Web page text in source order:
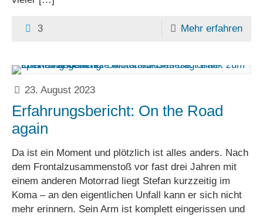
3 Mehr erfahren
23. August 2023
Erfahrungsbericht: On the Road
again
Da ist ein Moment und plötzlich ist alles anders. Nach
dem Frontalzusammenstoß vor fast drei Jahren mit
einem anderen Motorrad liegt Stefan kurzzeitig im
Koma – an den eigentlichen Unfall kann er sich nicht
mehr erinnern. Sein Arm ist komplett eingerissen und